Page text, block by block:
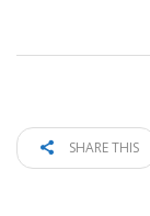
SHARE THIS